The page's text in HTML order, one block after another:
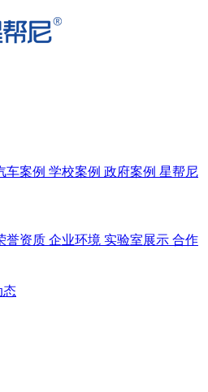
车案例 学校案例 政府案例 星帮尼
誉资质 企业环境 实验室展示 合作
态